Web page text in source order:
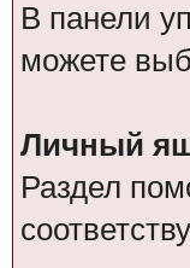
В панели
можете
Личный
Раздел